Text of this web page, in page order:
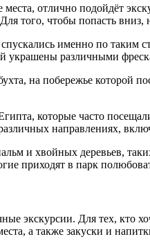
отлично подойдёт
того, чтобы попасть
именно по таким
различными
на побережье которой
которые часто
направлениях,
и хвойных деревьев,
приходят в парк
экскурсии. Для тех, кто
а также закуски и